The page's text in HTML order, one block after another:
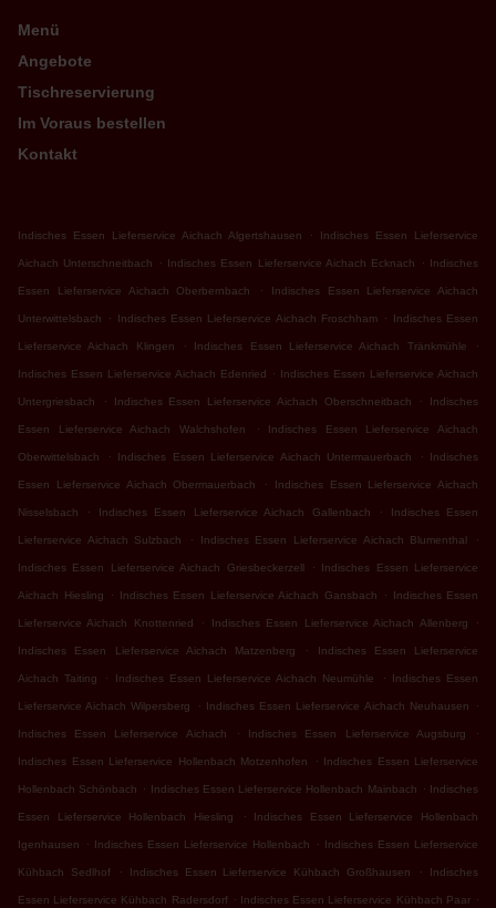
Menü
Angebote
Tischreservierung
Im Voraus bestellen
Kontakt
Indisches Essen Lieferservice Aichach Algertshausen . Indisches Essen Lieferservice
Aichach Unterschneitbach . Indisches Essen Lieferservice Aichach Ecknach . Indisches
Essen Lieferservice Aichach Oberbernbach . Indisches Essen Lieferservice Aichach
Unterwittelsbach . Indisches Essen Lieferservice Aichach Froschham . Indisches Essen
Lieferservice Aichach Klingen . Indisches Essen Lieferservice Aichach Tränkmühle .
Indisches Essen Lieferservice Aichach Edenried . Indisches Essen Lieferservice Aichach
Untergriesbach . Indisches Essen Lieferservice Aichach Oberschneitbach . Indisches
Essen Lieferservice Aichach Walchshofen . Indisches Essen Lieferservice Aichach
Oberwittelsbach . Indisches Essen Lieferservice Aichach Untermauerbach . Indisches
Essen Lieferservice Aichach Obermauerbach . Indisches Essen Lieferservice Aichach
Nisselsbach . Indisches Essen Lieferservice Aichach Gallenbach . Indisches Essen
Lieferservice Aichach Sulzbach . Indisches Essen Lieferservice Aichach Blumenthal .
Indisches Essen Lieferservice Aichach Griesbeckerzell . Indisches Essen Lieferservice
Aichach Hiesling . Indisches Essen Lieferservice Aichach Gansbach . Indisches Essen
Lieferservice Aichach Knottenried . Indisches Essen Lieferservice Aichach Allenberg .
Indisches Essen Lieferservice Aichach Matzenberg . Indisches Essen Lieferservice
Aichach Taiting . Indisches Essen Lieferservice Aichach Neumühle . Indisches Essen
Lieferservice Aichach Wilpersberg . Indisches Essen Lieferservice Aichach Neuhausen .
Indisches Essen Lieferservice Aichach . Indisches Essen Lieferservice Augsburg .
Indisches Essen Lieferservice Hollenbach Motzenhofen . Indisches Essen Lieferservice
Hollenbach Schönbach . Indisches Essen Lieferservice Hollenbach Mainbach . Indisches
Essen Lieferservice Hollenbach Hiesling . Indisches Essen Lieferservice Hollenbach
Igenhausen . Indisches Essen Lieferservice Hollenbach . Indisches Essen Lieferservice
Kühbach Sedlhof . Indisches Essen Lieferservice Kühbach Großhausen . Indisches
Essen Lieferservice Kühbach Radersdorf . Indisches Essen Lieferservice Kühbach Paar .